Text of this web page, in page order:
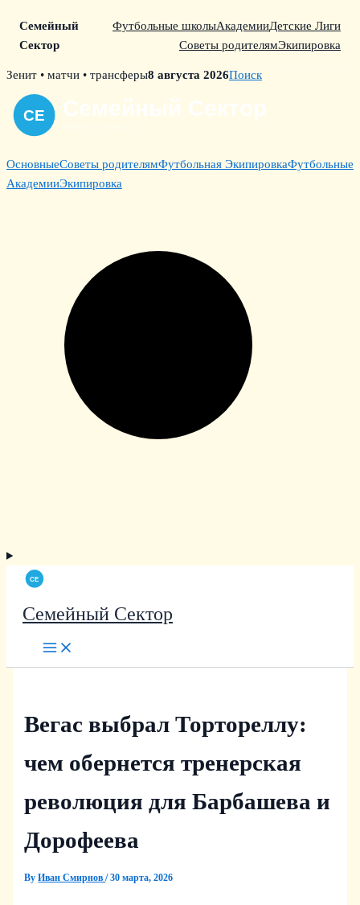
Семейный
Сектор
Футбольные школыАкадемииДетские Лиги
Советы родителямЭкипировка
Skip
content
Зенит • матчи • трансферы8 августа 2026Поиск
ОсновныеСоветы родителямФутбольная ЭкипировкаФутбольные
АкадемииЭкипировка
Семейный Сектор
Вегас выбрал Тортореллу:
чем обернется тренерская
революция для Барбашева и
Дорофеева
ByИван Смирнов/30 марта, 2026